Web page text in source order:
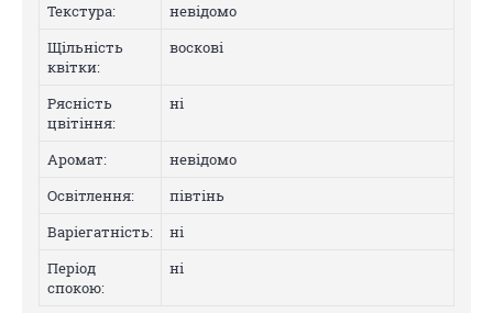
Текстура:
невідомо
Щільність
квітки:
восковi
Рясність
цвітіння:
нi
Аромат:
невідомо
Освітлення:
півтінь
Варіегатнicть:
нi
Період
спокою:
нi